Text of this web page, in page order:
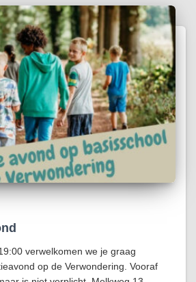
verwelkomen we je graag
op de Verwondering. Vooraf